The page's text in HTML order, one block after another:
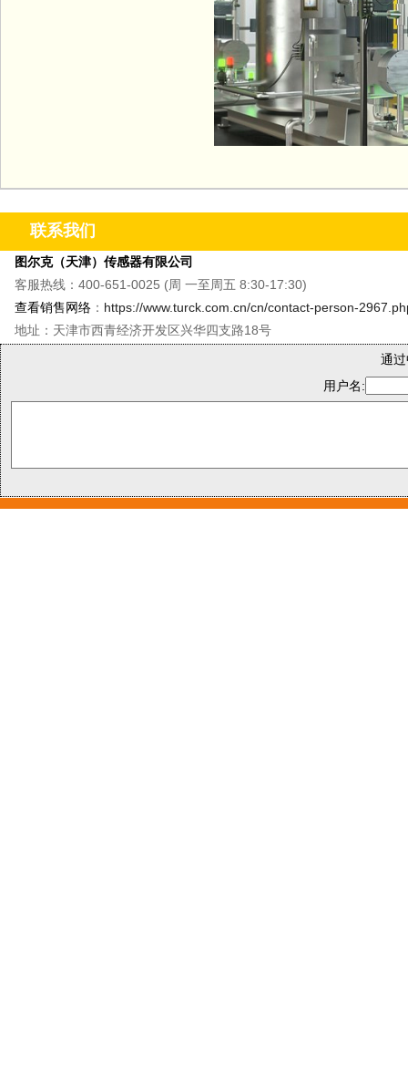
联系我们
图尔克（天津）传感器有限公司
客服热线：400-651-0025 (周 一至周五 8:30-17:30)
查看销售网络 ： https://www.turck.com.cn/cn/contact-person-
地址：天津市西青经济开发区兴华四支路18号
通
用户名: